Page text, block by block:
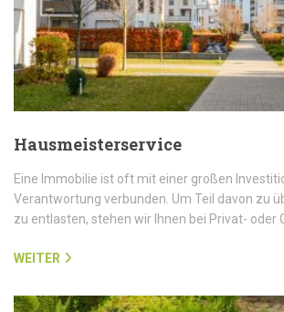
Hausmeisterservice
Eine Immobilie ist oft mit einer großen
Verantwortung verbunden. Um Teil davon zu
zu entlasten, stehen wir Ihnen bei Privat- oder
WEITER